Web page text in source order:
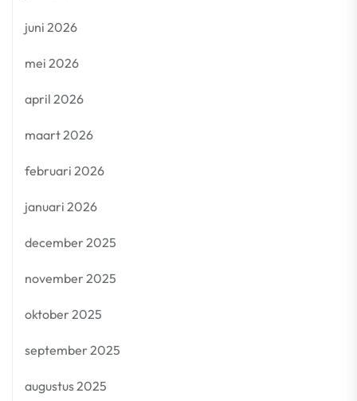
juni 2026
mei 2026
april 2026
maart 2026
februari 2026
januari 2026
december 2025
november 2025
oktober 2025
september 2025
augustus 2025